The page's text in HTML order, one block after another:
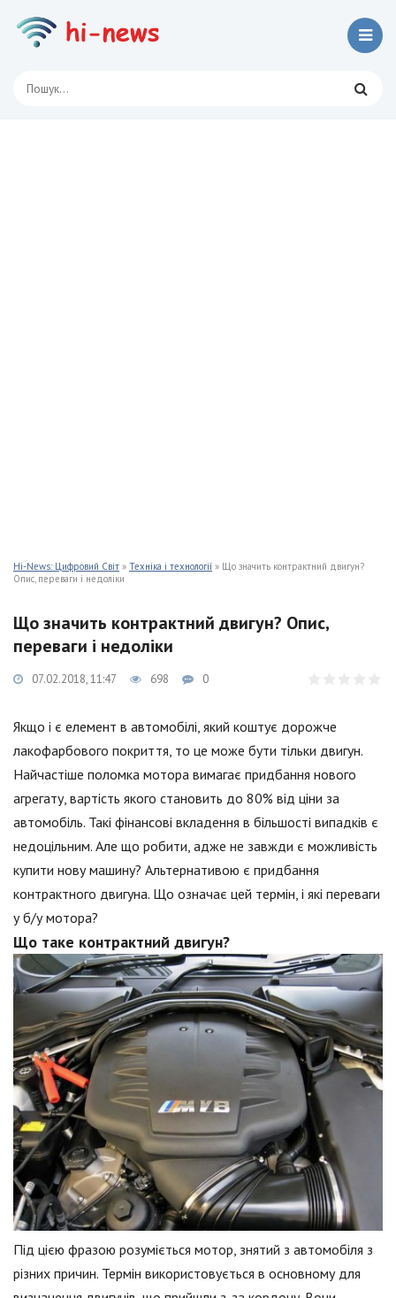
Hi-News: Цифровий Світ » Техніка і технології » Що значить контрактний двигун?
Опис, переваги і недоліки
Що значить контрактний двигун? Опис,
переваги і недоліки
07.02.2018, 11:47 698 0
Якщо і є елемент в автомобілі, який коштує дорожче
лакофарбового покриття, то це може бути тільки двигун.
Найчастіше поломка мотора вимагає придбання нового
агрегату, вартість якого становить до 80% від ціни за
автомобіль. Такі фінансові вкладення в більшості випадків є
недоцільним. Але що робити, адже не завжди є можливість
купити нову машину? Альтернативою є придбання
контрактного двигуна. Що означає цей термін, і які переваги
у б/у мотора?
Що таке контрактний двигун?
Під цією фразою розуміється мотор, знятий з автомобіля з
різних причин. Термін використовується в основному для